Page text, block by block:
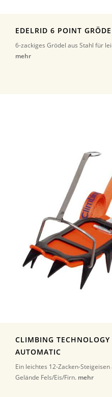
EDELRID 6 POINT
6-zackiges Grödel aus Stahl für
mehr
CLIMBING
AUTOMATIC
Ein leichtes 12-Zacken-
Gelände Fels/Eis/Firn. mehr